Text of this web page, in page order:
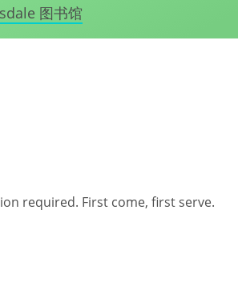
图书馆
required. First come, first serve.